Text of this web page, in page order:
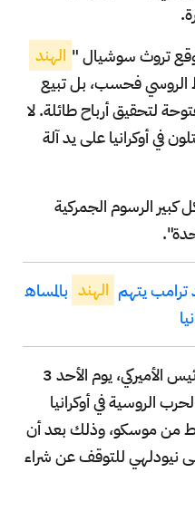
تروث سوشيال " الهند
الروسي فحسب، بل تبيع
لتحقيق أرباح طائلة. لا
في أوكرانيا على يد آلة
الرسوم الجمركية
يتهم الهند بالمساه
وكان اتهم أحد كبار مساعدي الرئيس الأميركي، يوم الأحد 3
الروسية في أوكرانيا
من موسكو، وذلك بعد أن
نيودلهي للتوقف عن شراء